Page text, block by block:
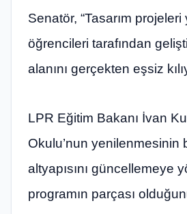
Senatör, “Tasarım
öğrencileri tarafından
alanını gerçekten eşsiz
LPR Eğitim Bakanı İvan
Okulu’nun yenilenmesinin
altyapısını güncellemeye
programın parçası